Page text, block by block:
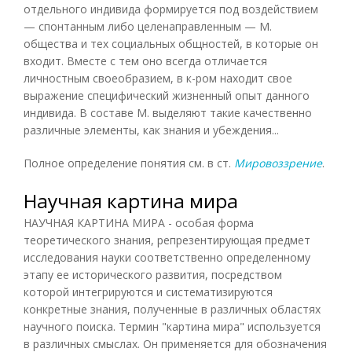
отдельного индивида формируется под воздействием
— спонтанным либо целенаправленным — М.
общества и тех социальных общностей, в которые он
входит. Вместе с тем оно всегда отличается
личностным своеобразием, в к-ром находит свое
выражение специфический жизненный опыт данного
индивида. В составе М. выделяют такие качественно
различные элементы, как знания и убеждения...
Полное определение понятия см. в ст. Мировоззрение.
Научная картина мира
НАУЧНАЯ КАРТИНА МИРА - особая форма
теоретического знания, репрезентирующая предмет
исследования науки соответственно определенному
этапу ее исторического развития, посредством
которой интегрируются и систематизируются
конкретные знания, полученные в различных областях
научного поиска. Термин "картина мира" используется
в различных смыслах. Он применяется для обозначения